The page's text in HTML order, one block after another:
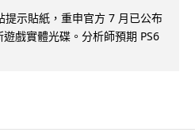
提示貼紙，重申官方 7 月已公布
戲實體光碟。分析師預期 PS6